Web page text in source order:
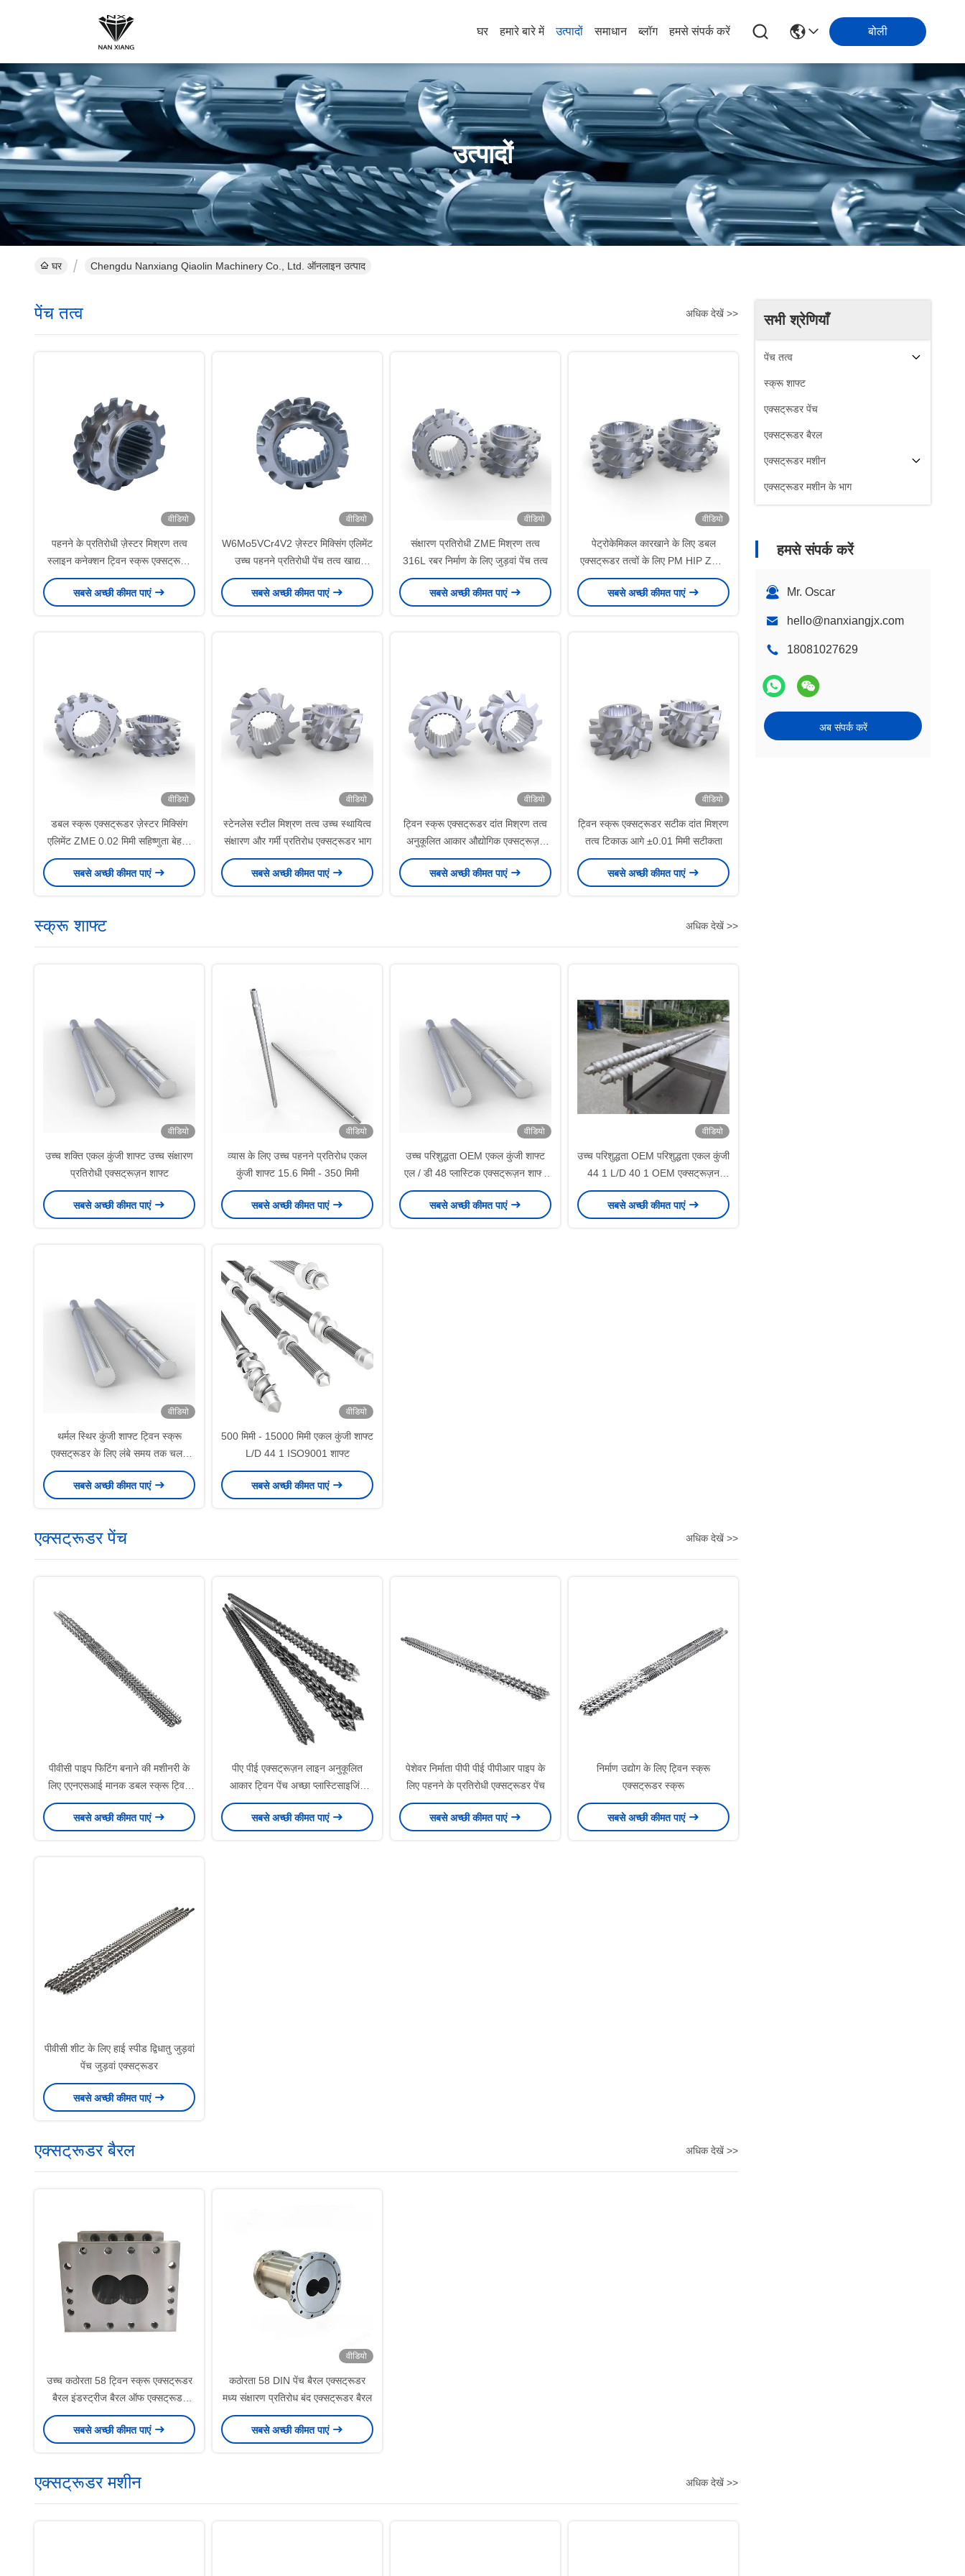
घर हमारे बारे में उत्पादों समाधान ब्लॉग हमसे संपर्क करें बोली
उत्पादों
घर Chengdu Nanxiang Qiaolin Machinery Co., Ltd. ऑनलाइन उत्पाद
सभी श्रेणियाँ
पेंच तत्व
स्क्रू शाफ्ट
एक्सट्रूडर पेंच
एक्सट्रूडर बैरल
एक्सट्रूडर मशीन
एक्सट्रूडर मशीन के भाग
हमसे संपर्क करें
Mr. Oscar
hello@nanxiangjx.com
18081027629
अब संपर्क करें
पेंच तत्व अधिक देखें >>
वीडियो
पहनने के प्रतिरोधी ज़ेस्टर मिश्रण तत्व
स्लाइन कनेक्शन ट्विन स्क्रू एक्सट्रूडर
के लिए रासायनिक उद्योग
सबसे अच्छी कीमत पाएं
वीडियो
W6Mo5VCr4V2 ज़ेस्टर मिक्सिंग एलिमेंट
उच्च पहनने प्रतिरोधी पेंच तत्व खाद्य
कारखाने के लिए एक्सट्रूडर
सबसे अच्छी कीमत पाएं
वीडियो
संक्षारण प्रतिरोधी ZME मिश्रण तत्व
316L रबर निर्माण के लिए जुड़वां पेंच तत्व
सबसे अच्छी कीमत पाएं
वीडियो
पेट्रोकेमिकल कारखाने के लिए डबल
एक्सट्रूडर तत्वों के लिए PM HIP ZME
मिश्रण तत्व
सबसे अच्छी कीमत पाएं
वीडियो
डबल स्क्रू एक्सट्रूडर ज़ेस्टर मिक्सिंग
एलिमेंट ZME 0.02 मिमी सहिष्णुता बेहतर
मिक्सिंग दक्षता के लिए
सबसे अच्छी कीमत पाएं
वीडियो
स्टेनलेस स्टील मिश्रण तत्व उच्च स्थायित्व
संक्षारण और गर्मी प्रतिरोध एक्सट्रूडर भाग
सबसे अच्छी कीमत पाएं
वीडियो
ट्विन स्क्रू एक्सट्रूडर दांत मिश्रण तत्व
अनुकूलित आकार औद्योगिक एक्सट्रूज़न
मशीन भागों
सबसे अच्छी कीमत पाएं
वीडियो
ट्विन स्क्रू एक्सट्रूडर सटीक दांत मिश्रण
तत्व टिकाऊ आगे ±0.01 मिमी सटीकता
सबसे अच्छी कीमत पाएं
स्क्रू शाफ्ट अधिक देखें >>
वीडियो
उच्च शक्ति एकल कुंजी शाफ्ट उच्च संक्षारण
प्रतिरोधी एक्सट्रूज़न शाफ्ट
सबसे अच्छी कीमत पाएं
वीडियो
व्यास के लिए उच्च पहनने प्रतिरोध एकल
कुंजी शाफ्ट 15.6 मिमी - 350 मिमी
सबसे अच्छी कीमत पाएं
वीडियो
उच्च परिशुद्धता OEM एकल कुंजी शाफ्ट
एल / डी 48 प्लास्टिक एक्सट्रूज़न शाफ्ट
के लिए 15000Mm
सबसे अच्छी कीमत पाएं
वीडियो
उच्च परिशुद्धता OEM परिशुद्धता एकल कुंजी
44 1 L/D 40 1 OEM एक्सट्रूज़न
शाफ्ट
सबसे अच्छी कीमत पाएं
वीडियो
थर्मल स्थिर कुंजी शाफ्ट ट्विन स्क्रू
एक्सट्रूडर के लिए लंबे समय तक चलने
वाली एकल कुंजी शाफ्ट
सबसे अच्छी कीमत पाएं
वीडियो
500 मिमी - 15000 मिमी एकल कुंजी शाफ्ट
L/D 44 1 ISO9001 शाफ्ट
सबसे अच्छी कीमत पाएं
एक्सट्रूडर पेंच अधिक देखें >>
पीवीसी पाइप फिटिंग बनाने की मशीनरी के
लिए एएनएसआई मानक डबल स्क्रू ट्विन
स्क्रू
सबसे अच्छी कीमत पाएं
पीए पीई एक्सट्रूज़न लाइन अनुकूलित
आकार ट्विन पेंच अच्छा प्लास्टिसाइजिंग
प्रभाव के लिए समानांतर
सबसे अच्छी कीमत पाएं
पेशेवर निर्माता पीपी पीई पीपीआर पाइप के
लिए पहनने के प्रतिरोधी एक्सट्रूडर पेंच
सबसे अच्छी कीमत पाएं
निर्माण उद्योग के लिए ट्विन स्क्रू
एक्सट्रूडर स्क्रू
सबसे अच्छी कीमत पाएं
पीवीसी शीट के लिए हाई स्पीड द्विधातु जुड़वां
पेंच जुड़वां एक्सट्रूडर
सबसे अच्छी कीमत पाएं
एक्सट्रूडर बैरल अधिक देखें >>
उच्च कठोरता 58 ट्विन स्क्रू एक्सट्रूडर
बैरल इंडस्ट्रीज बैरल ऑफ एक्सट्रूडर
स्क्रू बैरल
सबसे अच्छी कीमत पाएं
वीडियो
कठोरता 58 DIN पेंच बैरल एक्सट्रूडर
मध्य संक्षारण प्रतिरोध बंद एक्सट्रूडर बैरल
सबसे अच्छी कीमत पाएं
एक्सट्रूडर मशीन अधिक देखें >>